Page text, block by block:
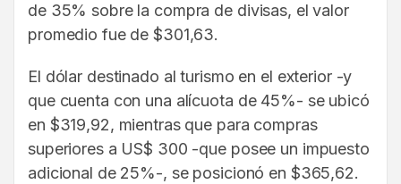
de 35% sobre la compra de divisas, el valor
promedio fue de $301,63.
El dólar destinado al turismo en el exterior -y
que cuenta con una alícuota de 45%- se ubicó
en $319,92, mientras que para compras
superiores a US$ 300 -que posee un impuesto
adicional de 25%-, se posicionó en $365,62.